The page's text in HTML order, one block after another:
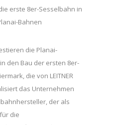
erste 8er-Sesselbahn in
Bahnen
die Planai-
den Bau der ersten 8er-
die von LEITNER
das Unternehmen
der als
die